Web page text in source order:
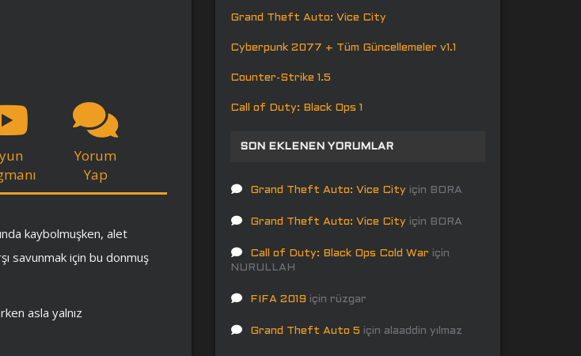
Yorum
Yap
kaybolmuşken, alet
savunmak için bu donmuş
asla yalnız
Grand Theft Auto: Vice City
Cyberpunk 2077 + Tüm Güncellemeler v1.1
Counter-Strike 1.5
Call of Duty: Black Ops 1
SON EKLENEN YORUMLAR
Grand Theft Auto: Vice City için BORA
Grand Theft Auto: Vice City için BORA
Call of Duty: Black Ops Cold War için
NURULLAH
FIFA 2019 için rüzgar
Grand Theft Auto 5 için alaaddin yılmaz